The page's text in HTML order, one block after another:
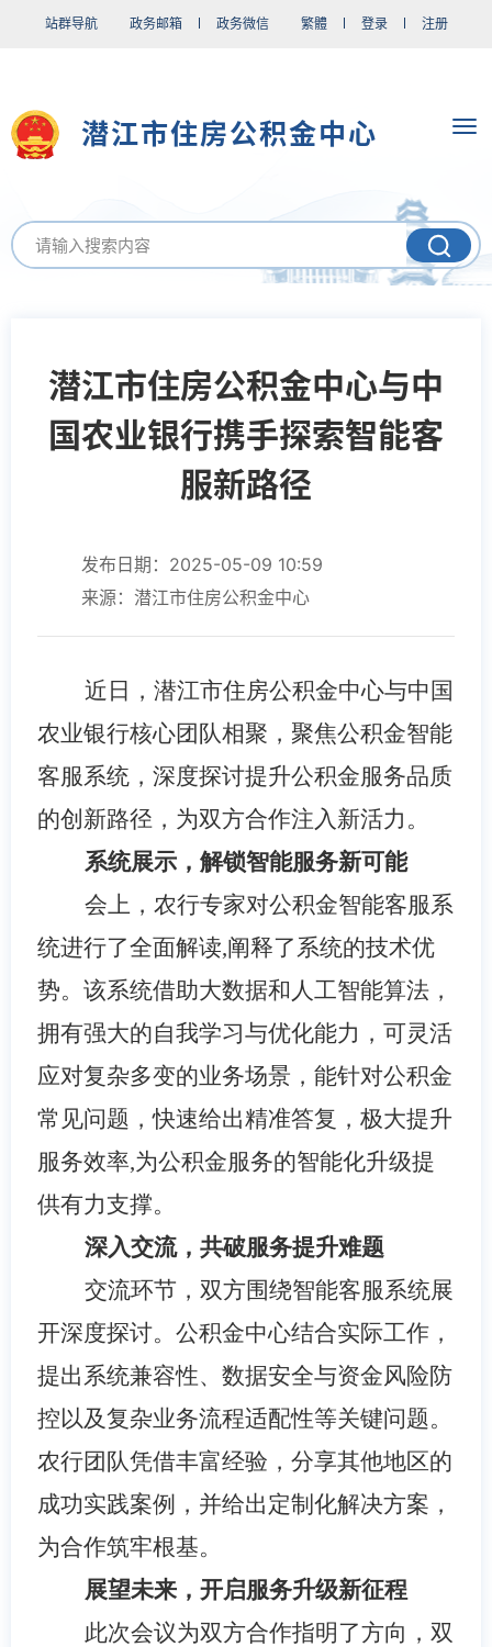
站群导航 政务邮箱 政务微信 繁體 登录 注册
潜江市住房公积金中心
潜江市住房公积金中心与中
国农业银行携手探索智能客
服新路径
发布日期：2025-05-09 10:59
来源：潜江市住房公积金中心
近日，潜江市住房公积金中心与中国
农业银行核心团队相聚，聚焦公积金智能
客服系统，深度探讨提升公积金服务品质
的创新路径，为双方合作注入新活力。
系统展示，解锁智能服务新可能
会上，农行专家对公积金智能客服系
统进行了全面解读,阐释了系统的技术优
势。该系统借助大数据和人工智能算法，
拥有强大的自我学习与优化能力，可灵活
应对复杂多变的业务场景，能针对公积金
常见问题，快速给出精准答复，极大提升
服务效率,为公积金服务的智能化升级提
供有力支撑。
深入交流，共破服务提升难题
交流环节，双方围绕智能客服系统展
开深度探讨。公积金中心结合实际工作，
提出系统兼容性、数据安全与资金风险防
控以及复杂业务流程适配性等关键问题。
农行团队凭借丰富经验，分享其他地区的
成功实践案例，并给出定制化解决方案，
为合作筑牢根基。
展望未来，开启服务升级新征程
此次会议为双方合作指明了方向，双